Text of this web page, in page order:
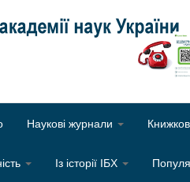
Оберіть
Наукові журнали
Із історії ІБХ